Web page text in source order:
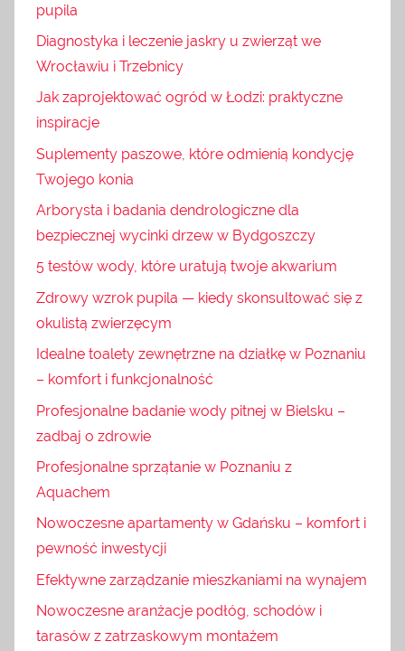
pupila
Diagnostyka i leczenie jaskry u zwierząt we
Wrocławiu i Trzebnicy
Jak zaprojektować ogród w Łodzi: praktyczne
inspiracje
Suplementy paszowe, które odmienią kondycję
Twojego konia
Arborysta i badania dendrologiczne dla
bezpiecznej wycinki drzew w Bydgoszczy
5 testów wody, które uratują twoje akwarium
Zdrowy wzrok pupila — kiedy skonsultować się z
okulistą zwierzęcym
Idealne toalety zewnętrzne na działkę w Poznaniu
– komfort i funkcjonalność
Profesjonalne badanie wody pitnej w Bielsku –
zadbaj o zdrowie
Profesjonalne sprzątanie w Poznaniu z
Aquachem
Nowoczesne apartamenty w Gdańsku – komfort i
pewność inwestycji
Efektywne zarządzanie mieszkaniami na wynajem
Nowoczesne aranżacje podłóg, schodów i
tarasów z zatrzaskowym montażem